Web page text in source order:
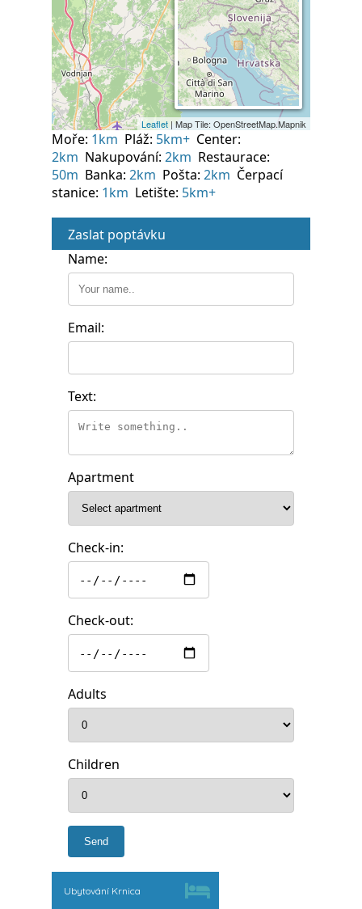
Moře: 1km Pláž: 5km+ Center:
2km Nakupování: 2km Restaurace:
50m Banka: 2km Pošta: 2km Čerpací
stanice: 1km Letište: 5km+
Zaslat poptávku
Name:
Email:
Text:
Apartment
Check-in:
Check-out:
Adults
Children
Ubytování Krnica